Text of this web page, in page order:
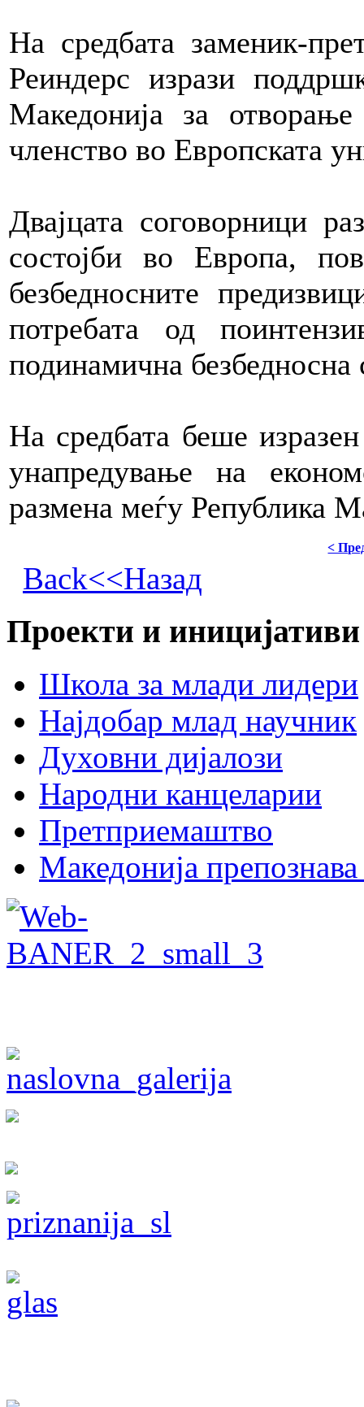
На средбата заменик-
Реиндерс изрази
Македонија за
членство во Европската
Двајцата соговорници
состојби во Европа,
безбедносните
потребата од
подинамична безбедносна
На средбата беше
унапредување на
размена меѓу Република
<
Back<<Назад
Проекти и иницијативи
Школа за млади лидери
Најдобар млад научник
Духовни дијалози
Народни канцеларии
Претприемаштво
Македонија